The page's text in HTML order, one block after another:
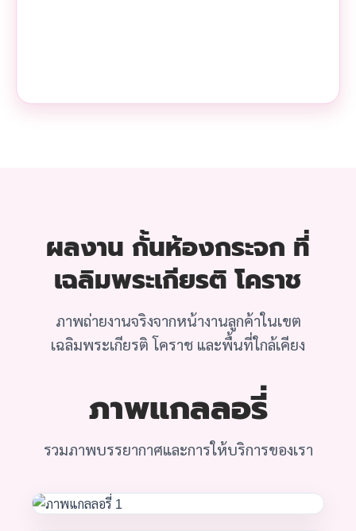
ผลงาน กั้นห้องกระจก ที่
เฉลิมพระเกียรติ โคราช
ภาพถ่ายงานจริงจากหน้างานลูกค้าในเขต
เฉลิมพระเกียรติ โคราช และพื้นที่ใกล้เคียง
ภาพแกลลอรี่
รวมภาพบรรยากาศและการให้บริการของเรา